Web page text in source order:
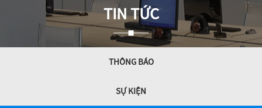
TIN TỨC
THÔNG BÁO
SỰ KIỆN